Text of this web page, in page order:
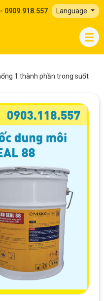
0909.918.557 Language
1 thành phần trong suốt